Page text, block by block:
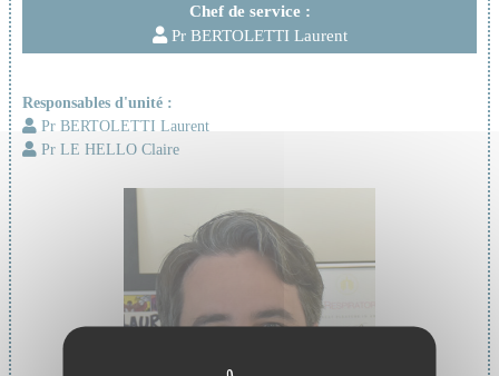
Chef de service :
Pr BERTOLETTI Laurent
Responsables d'unité :
Pr BERTOLETTI Laurent
Pr LE HELLO Claire